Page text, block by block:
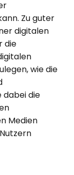
Zu guter
digitalen
die
wie die
dabei die
Medien